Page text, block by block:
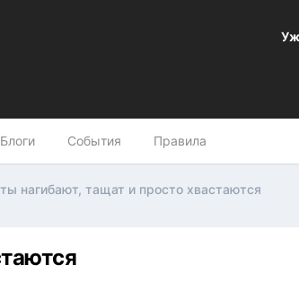
Блоги События Правила
нагибают, тащат и просто хвастаются